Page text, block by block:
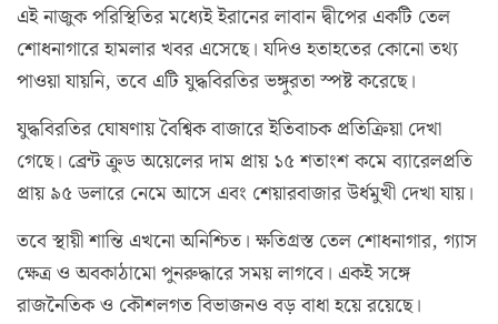
এই নাজুক পরিস্থিতির মধ্যেই ইরানের লাবান দ্বীপের একটি তেল
শোধনাগারে হামলার খবর এসেছে। যদিও হতাহতের কোনো তথ্য
পাওয়া যায়নি, তবে এটি যুদ্ধবিরতির ভঙ্গুরতা স্পষ্ট করেছে।
যুদ্ধবিরতির ঘোষণায় বৈশ্বিক বাজারে ইতিবাচক প্রতিক্রিয়া দেখা
গেছে। ব্রেন্ট ক্রুড অয়েলের দাম প্রায় ১৫ শতাংশ কমে ব্যারেলপ্রতি
প্রায় ৯৫ ডলারে নেমে আসে এবং শেয়ারবাজার উর্ধমুখী দেখা যায়।
তবে স্থায়ী শান্তি এখনো অনিশ্চিত। ক্ষতিগ্রস্ত তেল শোধনাগার, গ্যাস
ক্ষেত্র ও অবকাঠামো পুনরুদ্ধারে সময় লাগবে। একই সঙ্গে
রাজনৈতিক ও কৌশলগত বিভাজনও বড় বাধা হয়ে রয়েছে।